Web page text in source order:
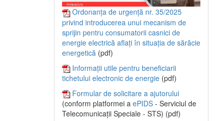
Ordonanța de urgență nr. 35/2025
privind introducerea unui mecanism de
sprijin pentru consumatorii casnici de
energie electrică aflați în situația de sărăcie
energetică (pdf)
Informații utile pentru beneficiarii
tichetului electronic de energie (pdf)
Formular de solicitare a ajutorului
(conform platformei a ePIDS - Serviciul de
Telecomunicații Speciale - STS) (pdf)